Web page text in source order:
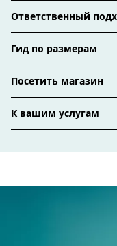
Ответственный
Гид по размерам
Посетить магазин
К вашим услугам